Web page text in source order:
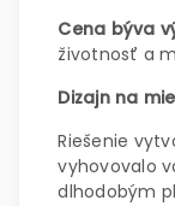
Cena býva
životnosť a
Dizajn na
Riešenie
vyhovovalo
dlhodobým